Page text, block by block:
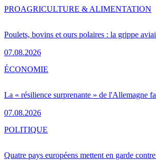
Poulets, bovins et ours polaires : la grippe
07.08.2026
PROAGRICULTURE & ALIMENTATION
La « résilience surprenante » de l'Allemagne
07.08.2026
ÉCONOMIE
Quatre pays européens mettent en garde
POLITIQUE